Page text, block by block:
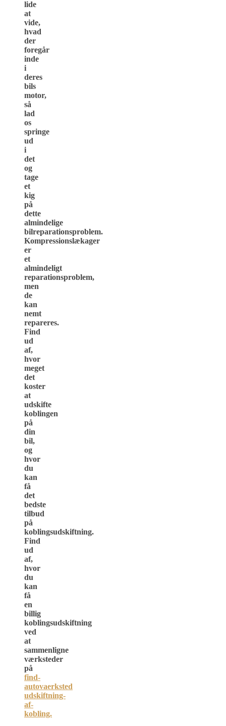
lide
at
vide,
hvad
der
foregår
inde
i
deres
bils
motor,
så
lad
os
springe
ud
i
det
og
tage
et
kig
på
dette
almindelige
bilreparationsproblem.
Kompressionslækager
er
et
almindeligt
reparationsproblem,
men
de
kan
nemt
repareres.
Find
ud
af,
hvor
meget
det
koster
at
udskifte
koblingen
på
din
bil,
og
hvor
du
kan
få
det
bedste
tilbud
på
koblingsudskiftning.
Find
ud
af,
hvor
du
kan
få
en
billig
koblingsudskiftning
ved
at
sammenligne
værksteder
på
find-
autovaerksted
udskiftning-
af-
kobling.